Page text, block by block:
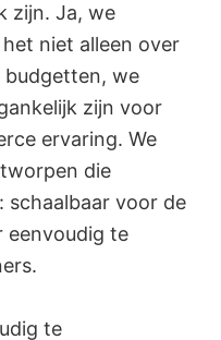
zijn. Ja, we
niet alleen over
budgetten, we
zijn voor
ervaring. We
die
schaalbaar voor de
eenvoudig te
te